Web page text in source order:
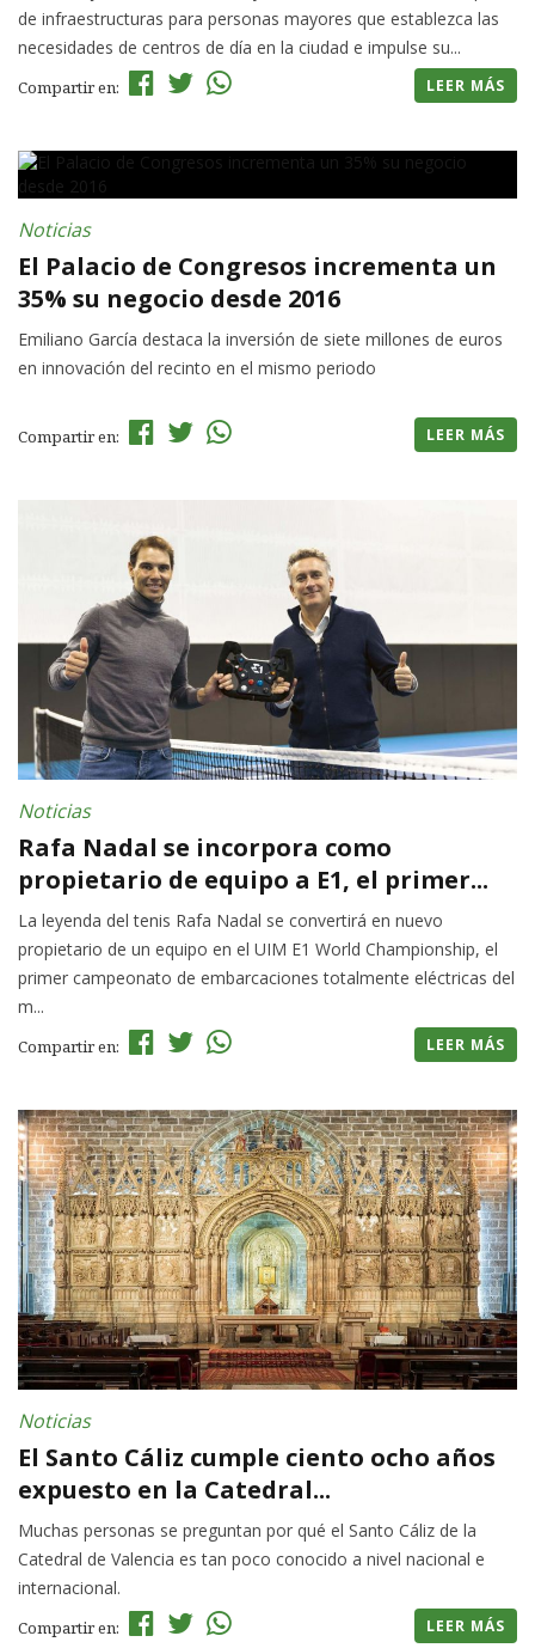
de infraestructuras para personas mayores que establezca las
necesidades de centros de día en la ciudad e impulse su...
Compartir en: LEER MÁS
Noticias
El Palacio de Congresos incrementa un
35% su negocio desde 2016
Emiliano García destaca la inversión de siete millones de euros
en innovación del recinto en el mismo periodo
Compartir en: LEER MÁS
Noticias
Rafa Nadal se incorpora como
propietario de equipo a E1, el primer...
La leyenda del tenis Rafa Nadal se convertirá en nuevo
propietario de un equipo en el UIM E1 World Championship, el
primer campeonato de embarcaciones totalmente eléctricas del
m...
Compartir en: LEER MÁS
Noticias
El Santo Cáliz cumple ciento ocho años
expuesto en la Catedral...
Muchas personas se preguntan por qué el Santo Cáliz de la
Catedral de Valencia es tan poco conocido a nivel nacional e
internacional.
Compartir en: LEER MÁS